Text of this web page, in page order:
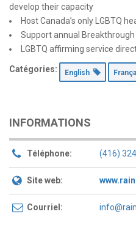
develop their capacity
Host Canada’s only LGBTQ
Support annual
LGBTQ affirming service
Catégories: English
INFORMATIONS
Téléphone: (416)
Site web:
Courriel: